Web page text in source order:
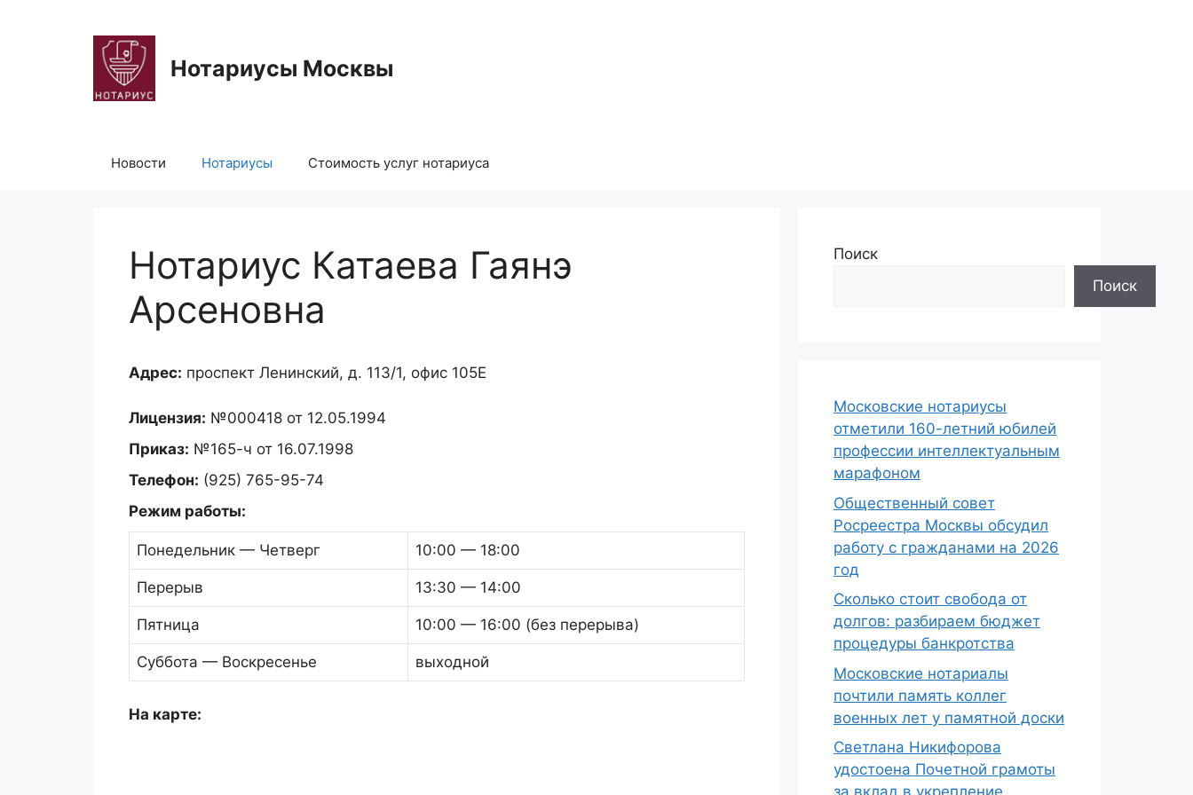
содержимому
Нотариусы Москвы
Новости Нотариусы Стоимость услуг нотариуса
Нотариус Катаева Гаянэ
Арсеновна
Адрес: проспект Ленинский, д. 113/1, офис 105Е
Лицензия: №000418 от 12.05.1994
Приказ: №165-ч от 16.07.1998
Телефон: (925) 765-95-74
Режим работы:
Понедельник — Четверг 10:00 — 18:00
Перерыв 13:30 — 14:00
Пятница 10:00 — 16:00 (без перерыва)
Суббота — Воскресенье выходной
На карте:
Поиск
Поиск
Московские нотариусы
отметили 160-летний юбилей
профессии интеллектуальным
марафоном
Общественный совет
Росреестра Москвы обсудил
работу с гражданами на 2026
год
Сколько стоит свобода от
долгов: разбираем бюджет
процедуры банкротства
Московские нотариалы
почтили память коллег
военных лет у памятной доски
Светлана Никифорова
удостоена Почетной грамоты